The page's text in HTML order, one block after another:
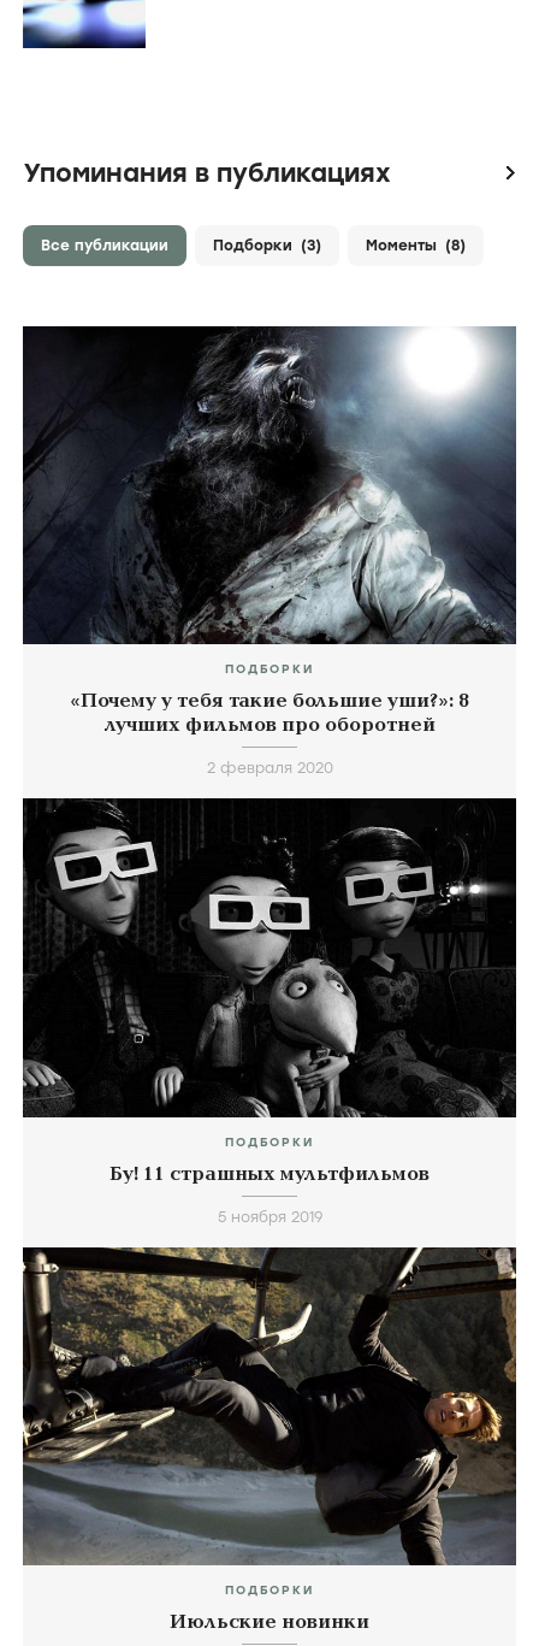
Упоминания в публикациях icon
Все публикации Подборки (3) Моменты (8)
ПОДБОРКИ
«Почему у тебя такие большие уши?»: 8
лучших фильмов про оборотней
2 февраля 2020
ПОДБОРКИ
Бу! 11 страшных мультфильмов
5 ноября 2019
ПОДБОРКИ
Июльские новинки